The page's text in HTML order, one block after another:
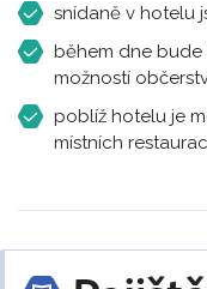
snídaně v hotelu
během dne bude
možností
poblíž hotelu je
místních